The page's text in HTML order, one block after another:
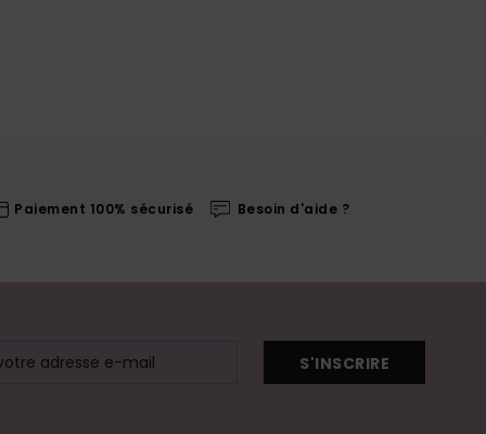
Paiement 100% sécurisé Besoin d'aide ?
S'INSCRIRE